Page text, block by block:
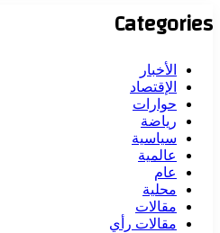
Categories
الأخبار
الإقتصاد
حوارات
رياضة
سياسية
عالمية
عام
محلية
مقالات
مقالات رأي